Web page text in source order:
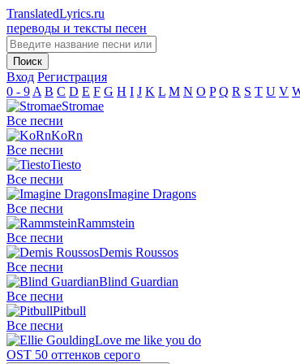
TranslatedLyrics.ru
переводы и тексты песен
Вход Регистрация
0 - 9 A B C D E F G H I J K L M N O P Q R S T U V
Stromae
Все песни
KoRn
Все песни
Tiesto
Все песни
Imagine Dragons
Все песни
Rammstein
Все песни
Demis Roussos
Все песни
Blind Guardian
Все песни
Pitbull
Все песни
Love me like you do
OST 50 оттенков серого